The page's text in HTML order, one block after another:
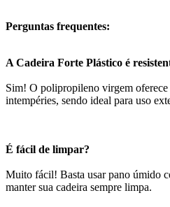
Perguntas frequentes:
A Cadeira Forte Plástico é
Sim! O polipropileno virgem oferece
intempéries, sendo ideal para uso
É fácil de limpar?
Muito fácil! Basta usar pano úmido
manter sua cadeira sempre limpa.